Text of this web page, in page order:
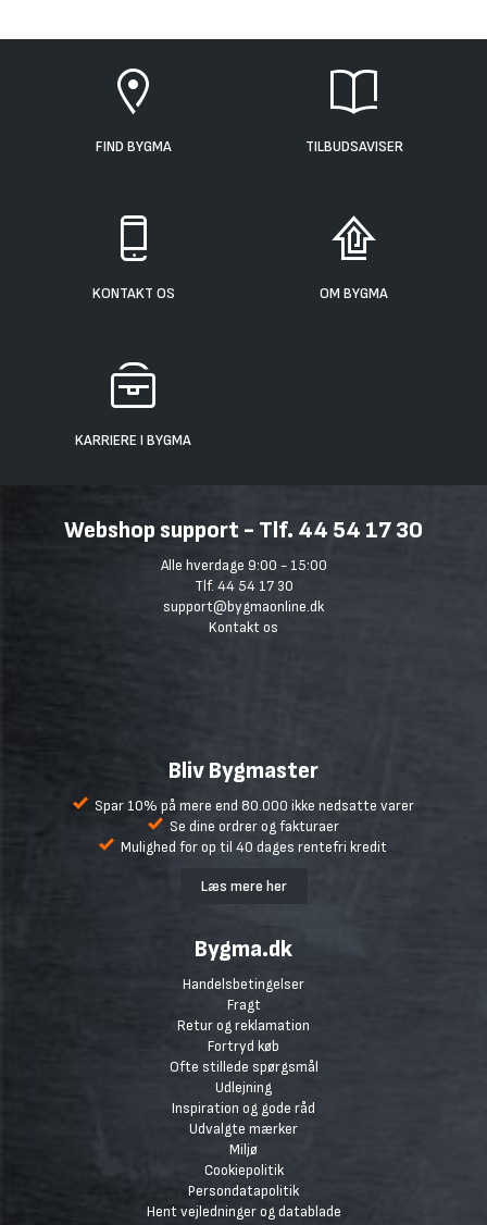
FIND BYGMA TILBUDSAVISER
KONTAKT OS OM BYGMA
KARRIERE I BYGMA
Webshop support - Tlf. 44 54 17 30
Alle hverdage 9:00 - 15:00
Tlf. 44 54 17 30
support@bygmaonline.dk
Kontakt os
Bliv Bygmaster
Spar 10% på mere end 80.000 ikke nedsatte varer
Se dine ordrer og fakturaer
Mulighed for op til 40 dages rentefri kredit
Læs mere her
Bygma.dk
Handelsbetingelser
Fragt
Retur og reklamation
Fortryd køb
Ofte stillede spørgsmål
Udlejning
Inspiration og gode råd
Udvalgte mærker
Miljø
Cookiepolitik
Persondatapolitik
Hent vejledninger og datablade